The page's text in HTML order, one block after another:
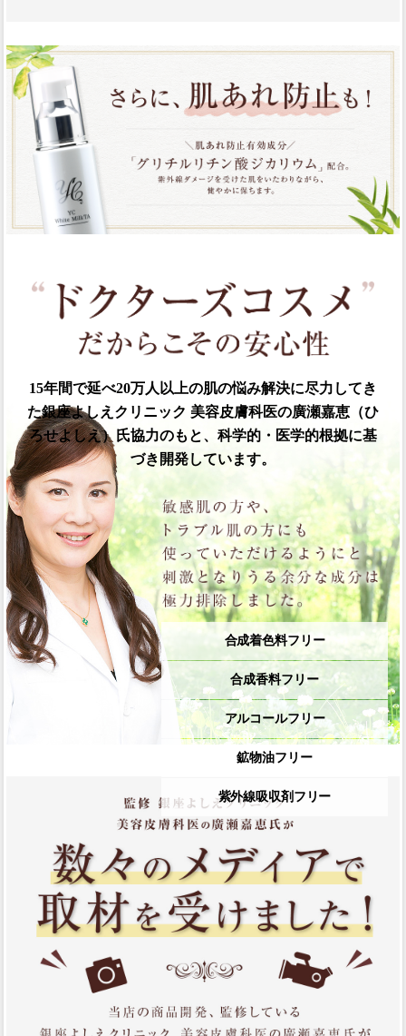
15年間で延べ20万人以上の肌の悩み解決に尽力してき
た銀座よしえクリニック 美容皮膚科医の廣瀬嘉恵（ひ
ろせよしえ）氏協力のもと、 科学的・医学的根拠に基
づき開発しています。
合成着色料フリー
合成香料フリー
アルコールフリー
鉱物油フリー
紫外線吸収剤フリー